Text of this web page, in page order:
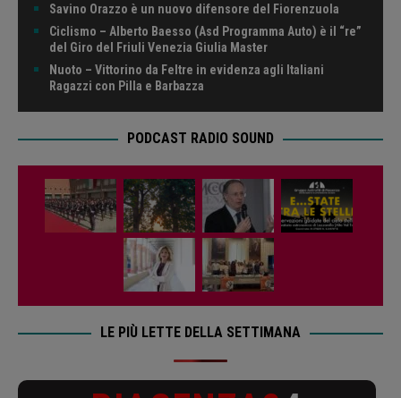
Savino Orazzo è un nuovo difensore del Fiorenzuola
Ciclismo – Alberto Baesso (Asd Programma Auto) è il “re”
del Giro del Friuli Venezia Giulia Master
Nuoto – Vittorino da Feltre in evidenza agli Italiani
Ragazzi con Pilla e Barbazza
PODCAST RADIO SOUND
LE PIÙ LETTE DELLA SETTIMANA